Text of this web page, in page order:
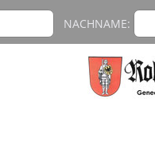
NACHNAME: